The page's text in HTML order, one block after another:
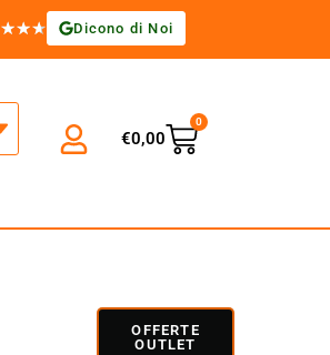
★★★ Dicono di Noi
€0,00
0
OFFERTE
OUTLET